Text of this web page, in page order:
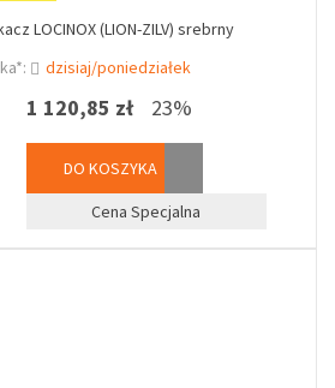
LOCINOX (LION-ZILV) srebrny
dzisiaj/poniedziałek
1 120,85 zł 23%
DO KOSZYKA
Cena Specjalna